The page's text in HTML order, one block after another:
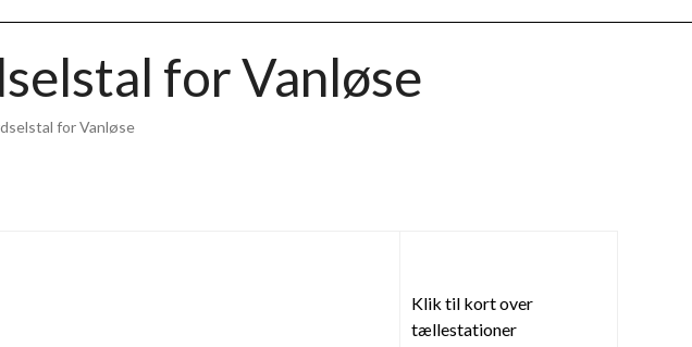
for Vanløse
for Vanløse
Klik til kort over
tællestationer